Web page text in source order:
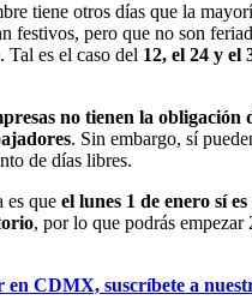
tiene otros días que la
festivos, pero que no son
Tal es el caso del 12, el 24 y el
no tienen la obligación
. Sin embargo, sí
de días libres.
es que el lunes 1 de enero sí
, por lo que podrás empezar
en CDMX, suscríbete a